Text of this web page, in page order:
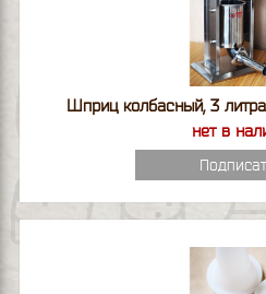
Шприц колбасный, 3
нет в